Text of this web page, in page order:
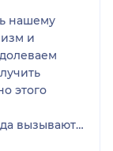
нашему
и
этого
вызывают